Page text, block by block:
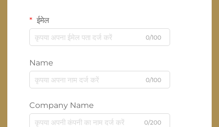
ईमेल
0/100
Name
0/100
Company Name
0/200